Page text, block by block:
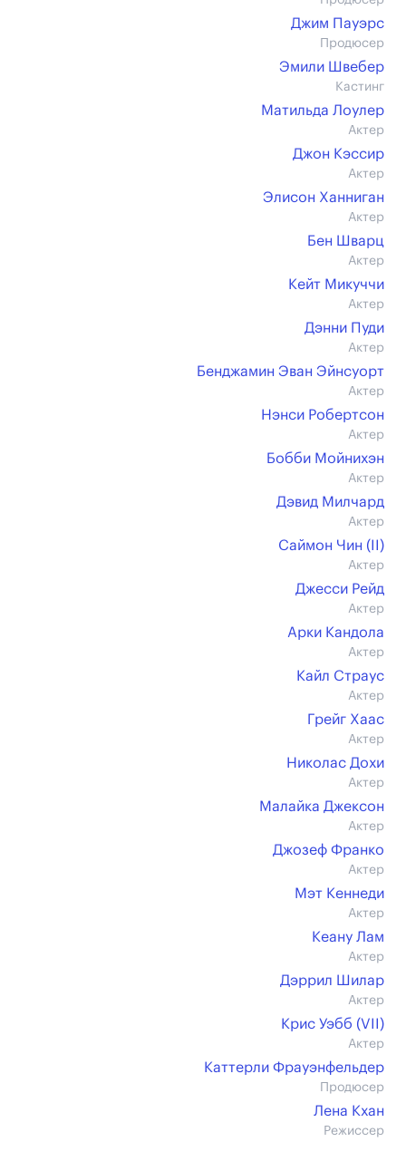
Джим Пауэрс
Продюсер
Эмили Швебер
Кастинг
Матильда Лоулер
Актер
Джон Кэссир
Актер
Элисон Ханниган
Актер
Бен Шварц
Актер
Кейт Микуччи
Актер
Дэнни Пуди
Актер
Бенджамин Эван Эйнсуорт
Актер
Нэнси Робертсон
Актер
Бобби Мойнихэн
Актер
Дэвид Милчард
Актер
Саймон Чин (II)
Актер
Джесси Рейд
Актер
Арки Кандола
Актер
Кайл Страус
Актер
Грейг Хаас
Актер
Николас Дохи
Актер
Малайка Джексон
Актер
Джозеф Франко
Актер
Мэт Кеннеди
Актер
Кеану Лам
Актер
Дэррил Шилар
Актер
Крис Уэбб (VII)
Актер
Каттерли Фрауэнфельдер
Продюсер
Лена Кхан
Режиссер